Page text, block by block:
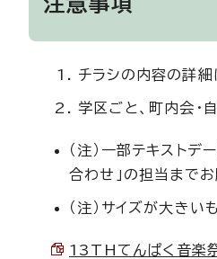
チラシの内容の詳
学区ごと、町内会・
（注）一部テキスト
合わせ」の担当までお
（注）サイズが大き
13THてんぱく音楽